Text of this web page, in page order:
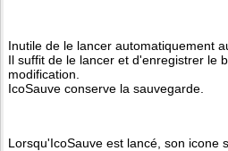
Inutile de le lancer automatiquement
Il suffit de le lancer et d'enregistrer le
modification.
IcoSauve conserve la sauvegarde.
Lorsqu'IcoSauve est lancé, son icone